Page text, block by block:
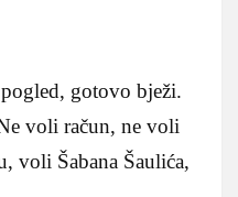
gotovo bježi.
voli račun, ne voli
voli Šabana Šaulića,